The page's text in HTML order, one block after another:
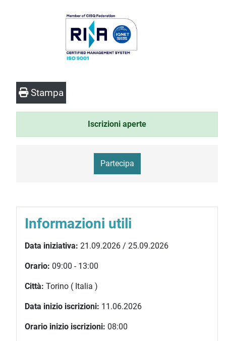
Stampa
Iscrizioni aperte
Partecipa
Informazioni utili
Data iniziativa: 21.09.2026 / 25.09.2026
Orario: 09:00 - 13:00
Città: Torino ( Italia )
Data inizio iscrizioni: 11.06.2026
Orario inizio iscrizioni: 08:00